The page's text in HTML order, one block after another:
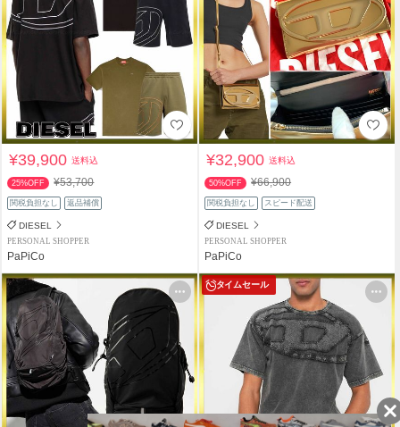
¥39,900送料込
25%OFF ¥53,700
関税負担なし 返品補償
DIESEL
PERSONAL SHOPPER
PaPiCo
¥32,900送料込
50%OFF ¥66,900
関税負担なし スピード配送
DIESEL
PERSONAL SHOPPER
PaPiCo
タイムセール